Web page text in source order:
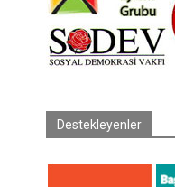
Destekleyenler